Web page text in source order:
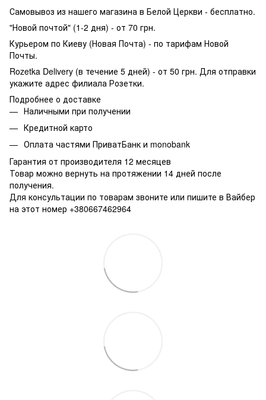
Самовывоз из нашего магазина в Белой Церкви - бесплатно.
"Новой почтой" (1-2 дня) - от 70 грн.
Курьером по Киеву (Новая Почта) - по тарифам Новой
Почты.
Rozetka Delivery (в течение 5 дней) - от 50 грн. Для отправки
укажите адрес филиала Розетки.
Подробнее о доставке
Наличными при получении
Кредитной карто
Оплата частями ПриватБанк и monobank
Гарантия от производителя 12 месяцев
Товар можно вернуть на протяжении 14 дней после
получения.
Для консультации по товарам звоните или пишите в Вайбер
на этот номер +380667462964